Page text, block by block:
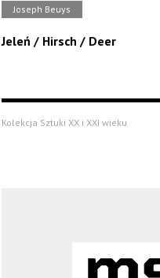
Joseph Beuys
Jeleń / Hirsch / Deer
Kolekcja Sztuki XX i XXI wieku